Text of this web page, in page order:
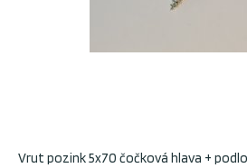
Vrut pozink 5x70 čočková hlava +